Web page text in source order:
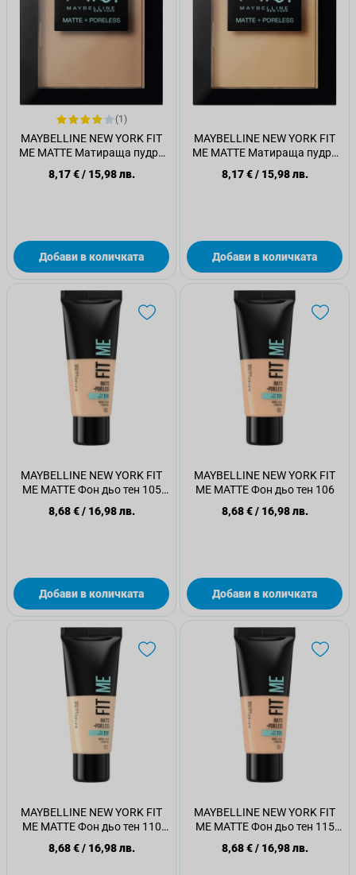
(1)
MAYBELLINE NEW YORK FIT
ME MATTE Матираща пудра
120
8,17 €/ 15,98 лв.
Добави в количката
MAYBELLINE NEW YORK FIT
ME MATTE Матираща пудра
130
8,17 €/ 15,98 лв.
Добави в количката
MAYBELLINE NEW YORK FIT
ME MATTE Фон дьо тен 105
NATURAL IVORY, 30 мл.
8,68 €/ 16,98 лв.
Добави в количката
MAYBELLINE NEW YORK FIT
ME MATTE Фон дьо тен 106
8,68 €/ 16,98 лв.
Добави в количката
MAYBELLINE NEW YORK FIT
ME MATTE Фон дьо тен 110
PORCELAIN, 30 мл.
8,68 €/ 16,98 лв.
MAYBELLINE NEW YORK FIT
ME MATTE Фон дьо тен 115
IVORY, 30 мл.
8,68 €/ 16,98 лв.